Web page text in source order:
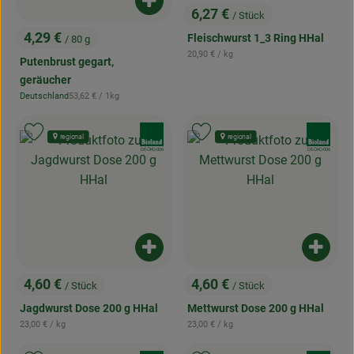
, Preis:
4,29 € / 80 g
Putenbrust gegart,
geräucher
, Herkunft:
Deutschland, Referenzpreis:
53,62 € / 1kg
Produkt zum Warenkorb hinzufügen
, Preis:
6,27 € / Stück
Fleischwurst 1_3 Ring HHal
, Referenzpreis:
20,90 € / kg
, Preis:
4,60 € / Stück
Jagdwurst Dose 200 g HHal
, Referenzpreis:
23,00 € / kg
Produkt zum Warenkorb hinzufügen
, Kontrollstelle:
DE-ÖKO-006
regional
Produkt zu Favouriten hinzufügen
, Preis:
4,60 € / Stück
Mettwurst Dose 200 g HHal
, Referenzpreis:
23,00 € / kg
, Kontrollstelle:
DE-ÖKO-006
regional
Produkt zu Favouriten hinzufügen